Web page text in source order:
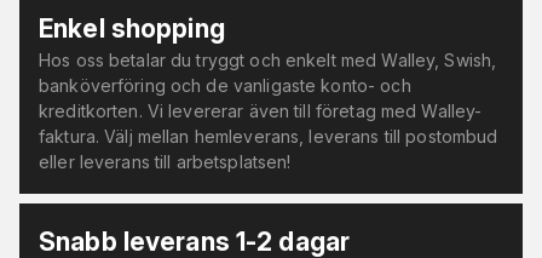
Enkel shopping
Hos oss betalar du tryggt och enkelt med Walley, Swish,
banköverföring och de vanligaste konto- och
kreditkorten. Vi levererar även till företag med Walley-
faktura. Välj mellan hemleverans, leverans till postombud
eller leverans till arbetsplatsen!
Snabb leverans 1-2 dagar